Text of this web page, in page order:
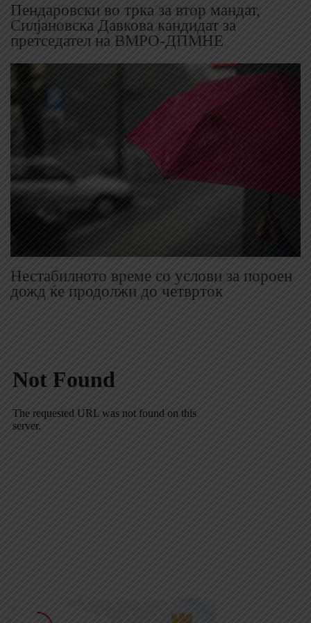
Пендаровски во трка за втор мандат,
Силјановска Давкова кандидат за
претседател на ВМРО-ДПМНЕ
Нестабилното време со услови за пороен
дожд ќе продолжи до четврток